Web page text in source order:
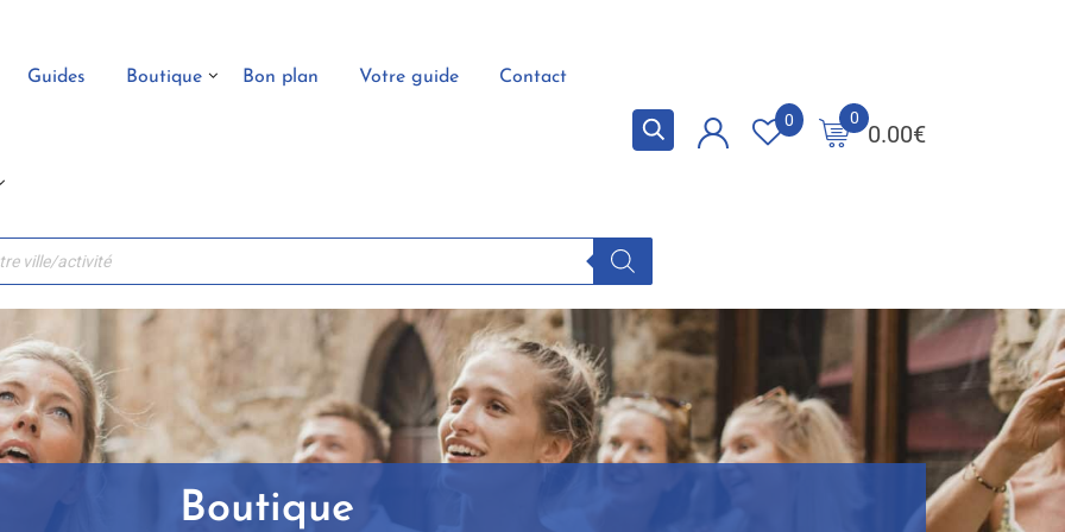
Guides Boutique Bon plan Votre guide Contact
0.00€
0
0
Boutique